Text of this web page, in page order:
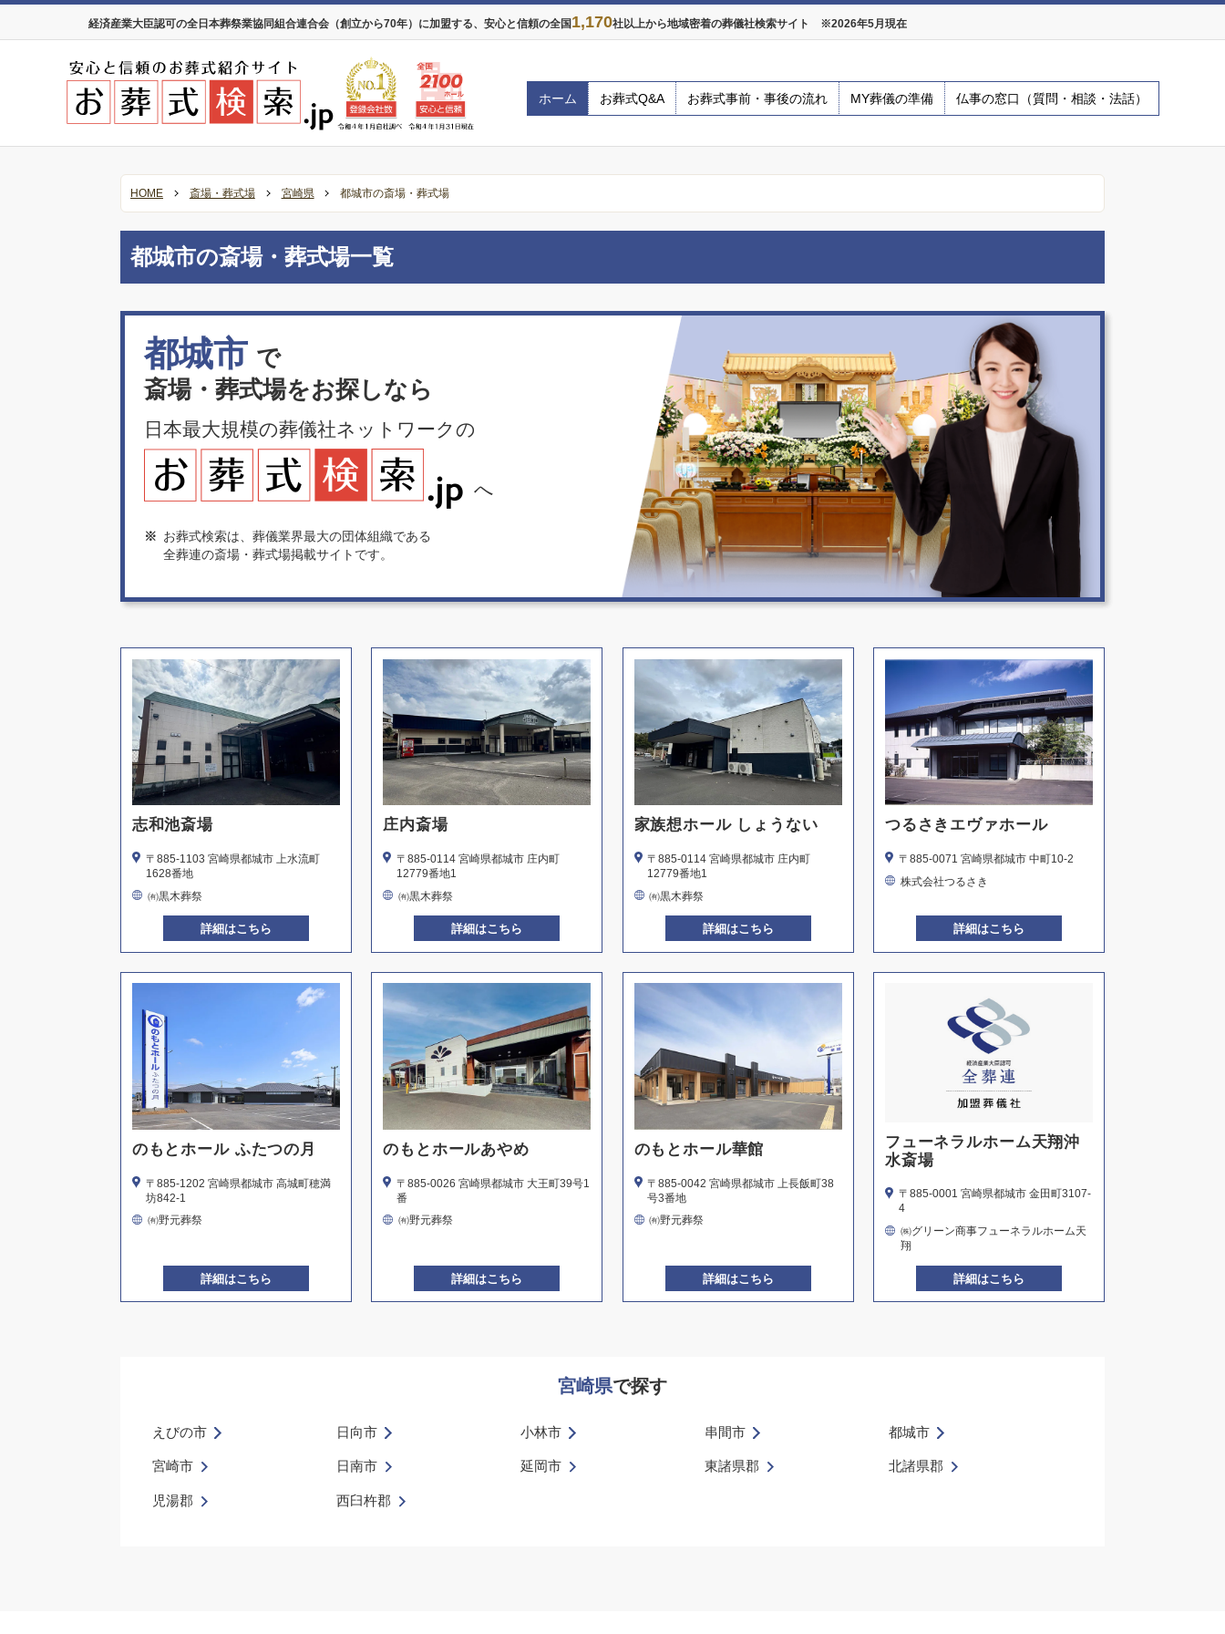
経済産業大臣認可の全日本葬祭業協同組合連合会（創立から70年）に加盟する、安心と信頼の全国1,170社以上から地域密着の葬儀社検索サイト ※2026年5月現在
ホーム お葬式Q&A お葬式事前・事後の流れ MY葬儀の準備 仏事の窓口（質問・相談・法話）
HOME 斎場・葬式場 宮崎県 都城市の斎場・葬式場
都城市の斎場・葬式場一覧
都城市 で
斎場・葬式場をお探しなら
日本最大規模の葬儀社ネットワークの
へ
※ お葬式検索は、葬儀業界最大の団体組織である
全葬連の斎場・葬式場掲載サイトです。
志和池斎場
〒885-1103 宮崎県都城市 上水流町
1628番地
㈲黒木葬祭
詳細はこちら
庄内斎場
〒885-0114 宮崎県都城市 庄内町
12779番地1
㈲黒木葬祭
詳細はこちら
家族想ホール しょうない
〒885-0114 宮崎県都城市 庄内町
12779番地1
㈲黒木葬祭
詳細はこちら
つるさきエヴァホール
〒885-0071 宮崎県都城市 中町10-2
株式会社つるさき
詳細はこちら
のもとホール ふたつの月
〒885-1202 宮崎県都城市 高城町穂満
坊842-1
㈲野元葬祭
詳細はこちら
のもとホールあやめ
〒885-0026 宮崎県都城市 大王町39号1
番
㈲野元葬祭
詳細はこちら
のもとホール華館
〒885-0042 宮崎県都城市 上長飯町38
号3番地
㈲野元葬祭
詳細はこちら
フューネラルホーム天翔沖
水斎場
〒885-0001 宮崎県都城市 金田町3107-
4
㈱グリーン商事フューネラルホーム天
翔
詳細はこちら
宮崎県で探す
えびの市 日向市 小林市 串間市 都城市
宮崎市 日南市 延岡市 東諸県郡 北諸県郡
児湯郡 西臼杵郡